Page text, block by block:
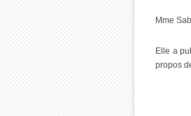
Mme
Elle a
propos